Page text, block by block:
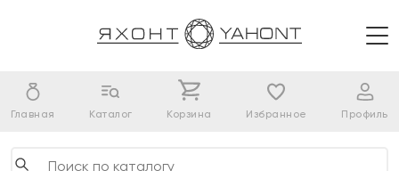
Главная Каталог Корзина Избранное Профиль